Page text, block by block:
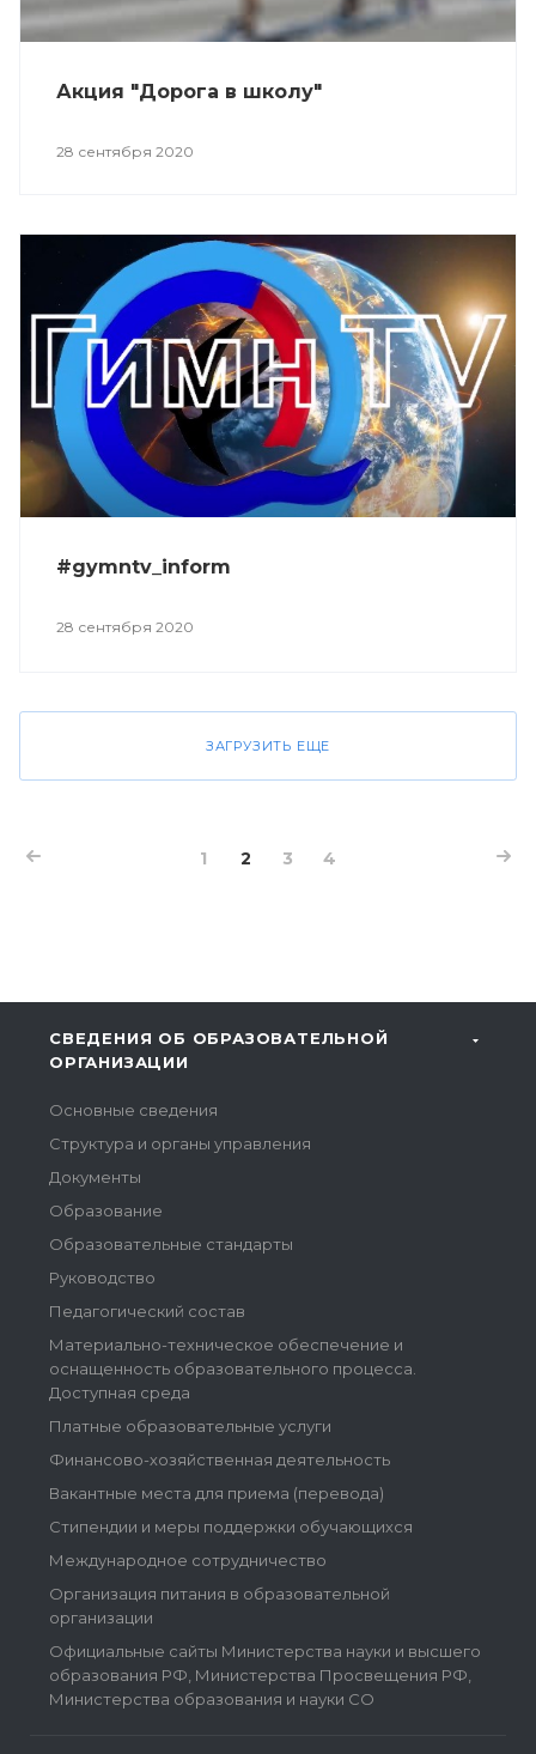
Акция "Дорога в школу"
28 сентября 2020
#gymntv_inform
28 сентября 2020
ЗАГРУЗИТЬ ЕЩЕ
1 2 3 4
СВЕДЕНИЯ ОБ ОБРАЗОВАТЕЛЬНОЙ
ОРГАНИЗАЦИИ
Основные сведения
Структура и органы управления
Документы
Образование
Образовательные стандарты
Руководство
Педагогический состав
Материально-техническое обеспечение и
оснащенность образовательного процесса.
Доступная среда
Платные образовательные услуги
Финансово-хозяйственная деятельность
Вакантные места для приема (перевода)
Стипендии и меры поддержки обучающихся
Международное сотрудничество
Организация питания в образовательной
организации
Официальные сайты Министерства науки и высшего
образования РФ, Министерства Просвещения РФ,
Министерства образования и науки СО